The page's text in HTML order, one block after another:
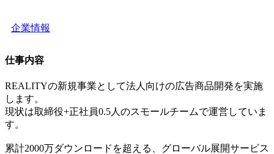
企業情報
仕事内容
REALITYの新規事業として法人向けの広告商品開発を実施
します。
現状は取締役+正社員0.5人のスモールチームで運営していま
す。
累計2000万ダウンロードを超える、グローバル展開サービス